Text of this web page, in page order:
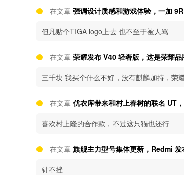
在文章 强调设计质感和游戏体验，一加
但凡贴个TIGA logo上去 也不至于被人骂
在文章 荣耀发布 V40 轻奢版，这是荣耀
三千块 我买个什么不好，没有麒麟加持，荣
在文章 优衣库带来和村上春树的联名 UT
喜欢村上隆的合作款，不过这只猫也还行
在文章 旗舰主力型号集体更新，Redmi
针不挫